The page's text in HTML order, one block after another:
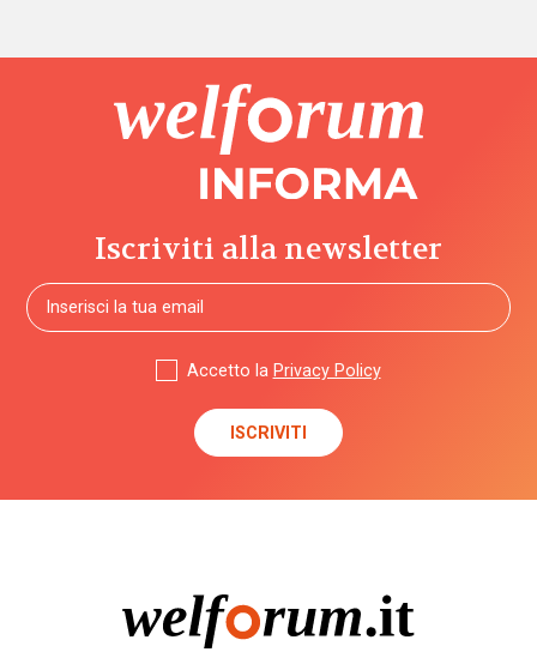
Iscriviti alla newsletter
Accetto la Privacy Policy